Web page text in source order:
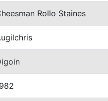
Rollo Staines